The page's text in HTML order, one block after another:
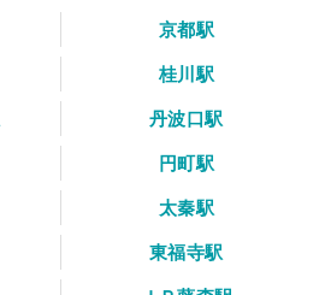
京都駅
桂川駅
丹波口駅
円町駅
太秦駅
東福寺駅